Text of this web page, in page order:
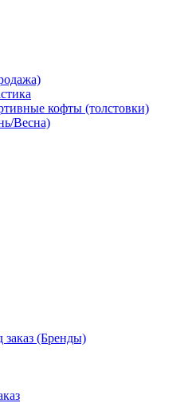
кофты (толстовки)
Весна)
(Бренды)